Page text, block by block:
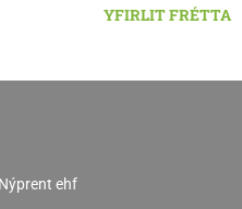
YFIRLIT FRÉTTA
Nýprent ehf